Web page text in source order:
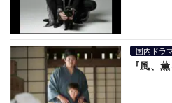
国内ドラ
『風、